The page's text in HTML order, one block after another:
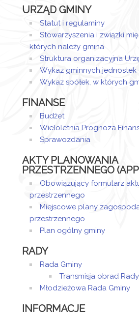
utworzony.
Dodane
załączniki
Zarządzenie
2025
Artykuł został
URZĄD GMINY
Statut i regulaminy
Stowarzyszenia i związki
których należy gmina
Struktura organizacyjna
Wykaz gminnych
Wykaz spółek, w których
FINANSE
Budżet
Wieloletnia Prognoza
Sprawozdania
AKTY PLANOWANIA
PRZESTRZENNEGO
Obowiązujący formularz
przestrzennego
Miejscowe plany
przestrzennego
Plan ogólny gminy
RADY
Rada Gminy
Transmisja obrad Rady
Młodzieżowa Rada Gminy
INFORMACJE